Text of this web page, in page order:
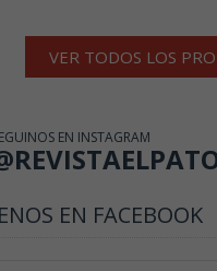
VER TODOS LOS
EN INSTAGRAM
EN FACEBOOK